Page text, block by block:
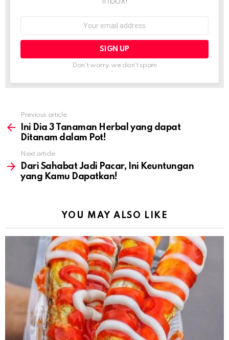
Don't worry, we don't spam
more
Previous article
Ini Dia 3 Tanaman Herbal yang dapat
Ditanam dalam Pot!
Next article
Dari Sahabat Jadi Pacar, Ini Keuntungan
yang Kamu Dapatkan!
YOU MAY ALSO LIKE